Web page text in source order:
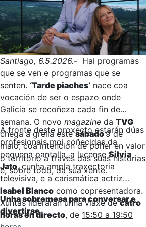
Santiago, 6.5.2026.- Hai programas
que se ven e programas que se
senten. ‘Tarde piaches’ nace coa
vocación de ser o espazo onde
Galicia se recoñeza cada fin de
semana. O novo magazine da TVG
chega á grella estesábado9 de
maio, coa intención de poñer en valor
o territorio a través das súas historias
e, sobre todo, da súa xente.
Á fronte deste proxecto estarán dúas
profesionais moi coñecidas da
pequena pantalla, a lucenseSilvia
Jato, cunha ampla traxectoria
televisiva, e a carismática actriz
Isabel Blanco como copresentadora.
Xuntas liderarán unha viaxe decatro
horas en directo, de 15:50 a 19:50
Unha sobremesa para conversar e
divertirse